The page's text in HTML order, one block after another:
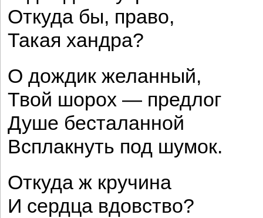
Откуда бы, право,
Такая хандра?
О дождик желанный,
Твой шорох — предлог
Душе бесталанной
Всплакнуть под шумок.
Откуда ж кручина
И сердца вдовство?